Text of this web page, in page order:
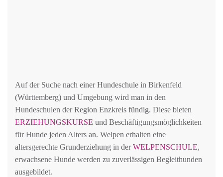
Auf der Suche nach einer Hundeschule in Birkenfeld
(Württemberg) und Umgebung wird man in den
Hundeschulen der Region Enzkreis fündig. Diese bieten
ERZIEHUNGSKURSE und Beschäftigungsmöglichkeiten
für Hunde jeden Alters an. Welpen erhalten eine
altersgerechte Grunderziehung in derWELPENSCHULE,
erwachsene Hunde werden zu zuverlässigen Begleithunden
ausgebildet.